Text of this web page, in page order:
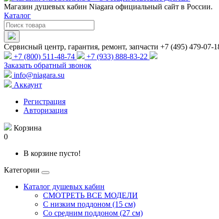
Магазин душевых кабин Niagara официальный сайт в России.
Каталог
Сервисный центр, гарантия, ремонт, запчасти +7 (495) 479-07-
+7 (800) 511-48-74
+7 (933) 888-83-22
Заказать обратный звонок
info@niagara.su
Аккаунт
Регистрация
Авторизация
Корзина
0
В корзине пусто!
Категории
Каталог душевых кабин
СМОТРЕТЬ ВСЕ МОДЕЛИ
С низким поддоном (15 см)
Со средним поддоном (27 см)